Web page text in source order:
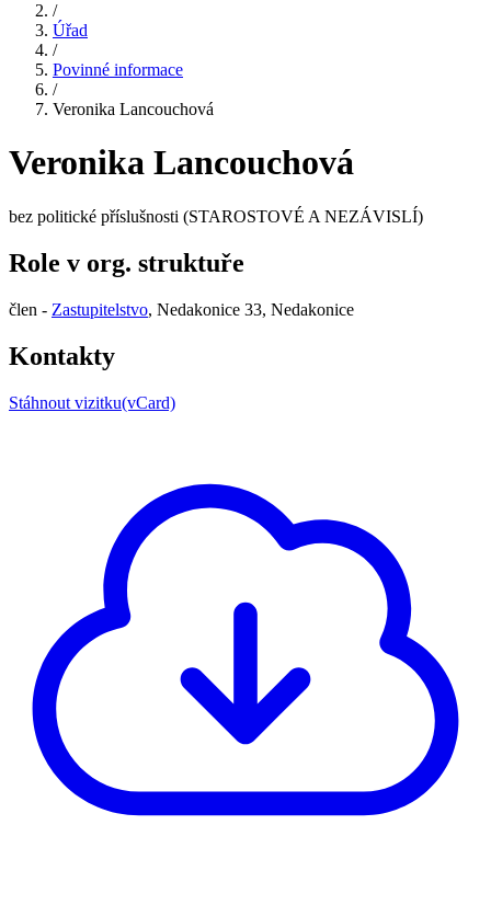
/
Úřad
/
Povinné informace
/
Veronika Lancouchová
Veronika Lancouchová
bez politické příslušnosti (STAROSTOVÉ A NEZÁVISLÍ)
Role v org. struktuře
člen - Zastupitelstvo, Nedakonice 33, Nedakonice
Kontakty
Stáhnout vizitku(vCard)